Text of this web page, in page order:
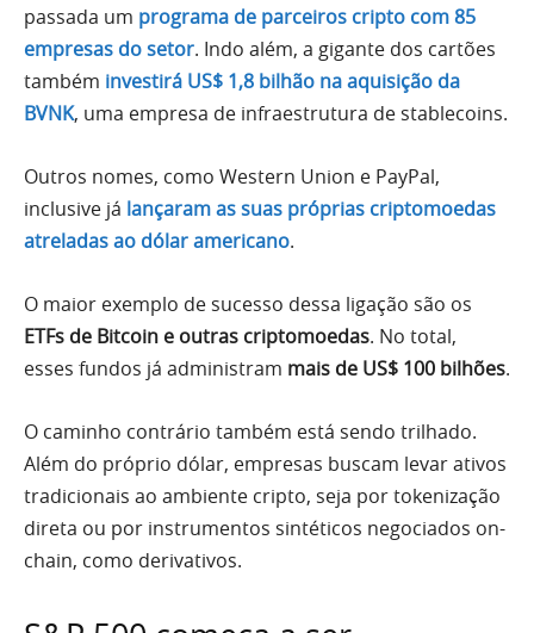
passada um programa de parceiros cripto com 85
empresas do setor. Indo além, a gigante dos cartões
também investirá US$ 1,8 bilhão na aquisição da
BVNK, uma empresa de infraestrutura de stablecoins.
Outros nomes, como Western Union e PayPal,
inclusive já lançaram as suas próprias criptomoedas
atreladas ao dólar americano.
O maior exemplo de sucesso dessa ligação são os
ETFs de Bitcoin e outras criptomoedas. No total,
esses fundos já administram mais de US$ 100 bilhões.
O caminho contrário também está sendo trilhado.
Além do próprio dólar, empresas buscam levar ativos
tradicionais ao ambiente cripto, seja por tokenização
direta ou por instrumentos sintéticos negociados on-
chain, como derivativos.